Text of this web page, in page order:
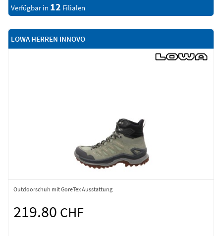
Verfügbar in 12 Filialen
LOWA HERREN INNOVO
Outdoorschuh mit GoreTex Ausstattung
219.80 CHF